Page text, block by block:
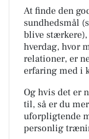
At finde den
sundhedsmål
blive
hverdag, hvor
relationer, er
erfaring med i
Og hvis det er
til, så er du
uforpligtende
personlig